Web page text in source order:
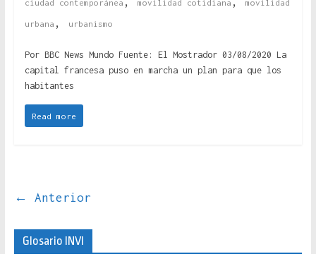
ciudad contemporánea movilidad cotidiana movilidad
urbana , urbanismo
Por BBC News Mundo Fuente: El Mostrador 03/08/2020 La
capital francesa puso en marcha un plan para que los
habitantes
Read more
← Anterior
Glosario INVI